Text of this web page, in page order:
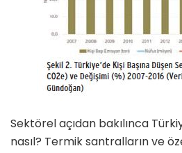
Sektörel açıdan bakılınca
nasıl? Termik santralların ve